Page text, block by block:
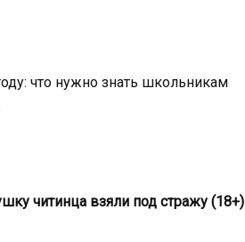
что нужно знать школьникам
читинца взяли под стражу (18+)